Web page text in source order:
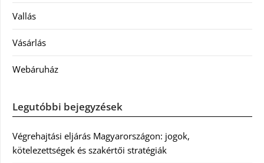
Vallás
Vásárlás
Webáruház
Legutóbbi bejegyzések
Végrehajtási eljárás Magyarországon: jogok,
kötelezettségek és szakértői stratégiák